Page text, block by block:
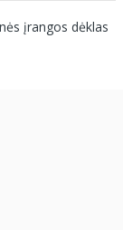
įrangos dėklas